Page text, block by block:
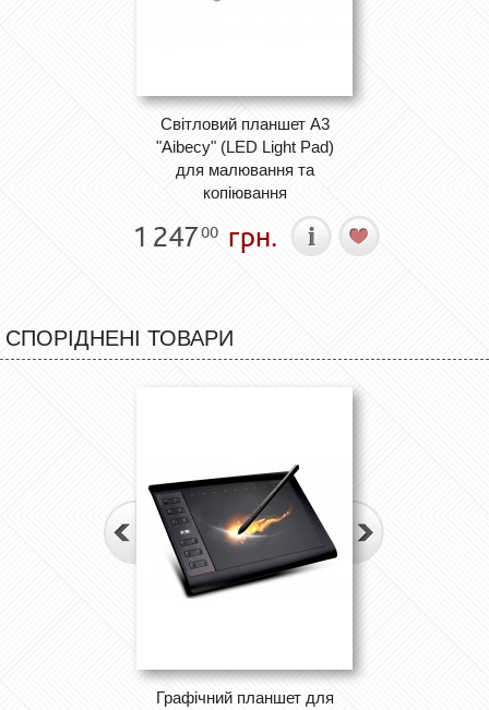
Світловий планшет А3
"Aibecy" (LED Light Pad)
для малювання та
копіювання
1 24700 грн.
СПОРІДНЕНІ ТОВАРИ
Графічний планшет для